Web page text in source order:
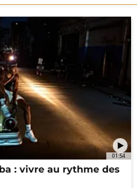
01:54
: vivre au rythme des